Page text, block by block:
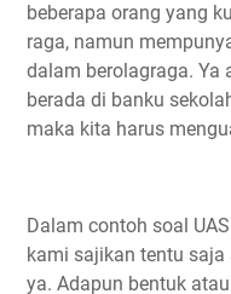
beberapa orang yang
raga, namun
dalam berolagraga. Ya
berada di banku
maka kita harus
Dalam contoh soal
kami sajikan tentu
ya. Adapun bentuk